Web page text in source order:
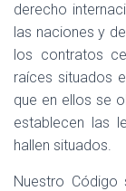
derecho
las naciones y
los contratos
raíces situados
que en ellos se
establecen las
hallen situados.
Nuestro Código